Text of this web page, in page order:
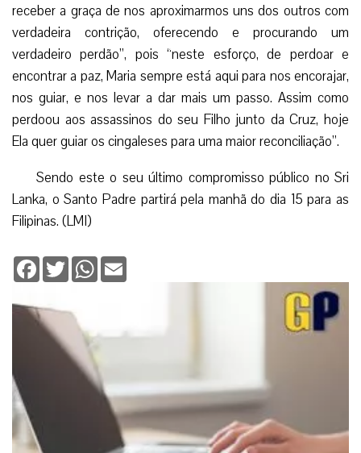
receber a graça de nos aproximarmos uns dos outros com
verdadeira contrição, oferecendo e procurando um
verdadeiro perdão”, pois “neste esforço, de perdoar e
encontrar a paz, Maria sempre está aqui para nos encorajar,
nos guiar, e nos levar a dar mais um passo. Assim como
perdoou aos assassinos do seu Filho junto da Cruz, hoje
Ela quer guiar os cingaleses para uma maior reconciliação”.
Sendo este o seu último compromisso público no Sri
Lanka, o Santo Padre partirá pela manhã do dia 15 para as
Filipinas. (LMI)
Facebook
TwitterWhatsApp